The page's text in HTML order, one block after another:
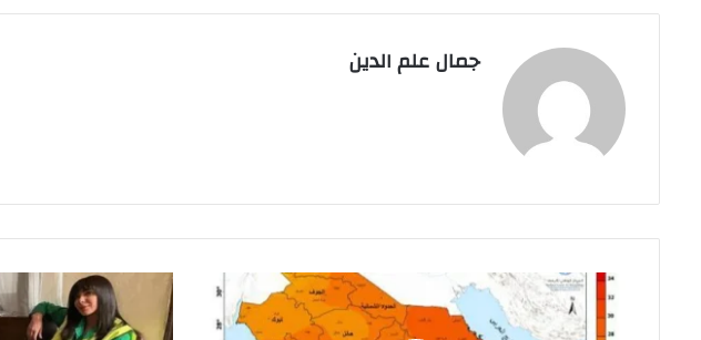
جمال علم الدين
ارتفاع
شديد
في
أبرزهم
هنيدي
ومنى